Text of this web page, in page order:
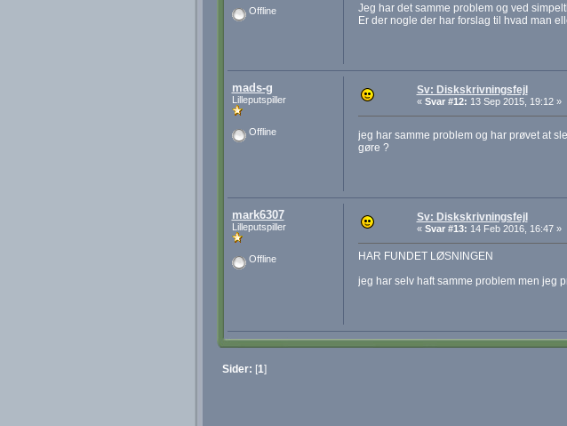
Offline
Jeg har det samme problem og ved
Er der nogle der har forslag til hvad man
mads-g
Lilleputspiller
Offline
Sv: Diskskrivningsfejl
« Svar #12: 13 Sep 2015, 19:12 »
jeg har samme problem og har prøvet at
gøre ?
mark6307
Lilleputspiller
Offline
Sv: Diskskrivningsfejl
« Svar #13: 14 Feb 2016, 16:47 »
HAR FUNDET LØSNINGEN
jeg har selv haft samme problem men jeg
Sider: [1]